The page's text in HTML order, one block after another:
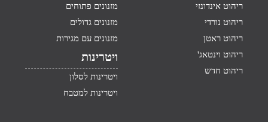
ריהוט אינדונזי
ריהוט נורדי
ריהוט ראטן
ריהוט וינטאג'
ריהוט חדש
מזנונים פתוחים
מזנונים גדולים
מזנונים עם מגירות
ויטרינות
ויטרינות לסלון
ויטרינות למטבח